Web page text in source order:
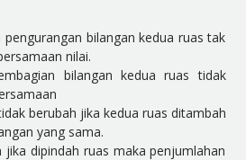
pengurangan bilangan kedua ruas tak
nilai.
bilangan kedua ruas tidak
berubah jika kedua ruas ditambah
yang sama.
jika dipindah ruas maka penjumlahan